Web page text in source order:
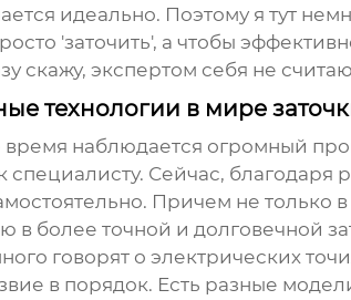
идеально. Поэтому я тут
'заточить', а чтобы
скажу, экспертом себя не
технологии в мире
наблюдается огромный
специалисту. Сейчас,
Причем не только
в более точной и долговечной
говорят о электрических
в порядок. Есть разные